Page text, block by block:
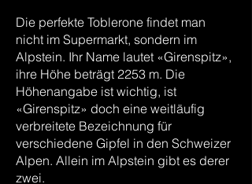
Die perfekte Toblerone findet man
nicht im Supermarkt, sondern im
Alpstein. Ihr Name lautet «Girenspitz»,
ihre Höhe beträgt 2253 m. Die
Höhenangabe ist wichtig, ist
«Girenspitz» doch eine weitläufig
verbreitete Bezeichnung für
verschiedene Gipfel in den Schweizer
Alpen. Allein im Alpstein gibt es derer
zwei.